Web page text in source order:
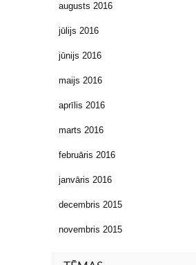
augusts 2016
jūlijs 2016
jūnijs 2016
maijs 2016
aprīlis 2016
marts 2016
februāris 2016
janvāris 2016
decembris 2015
novembris 2015